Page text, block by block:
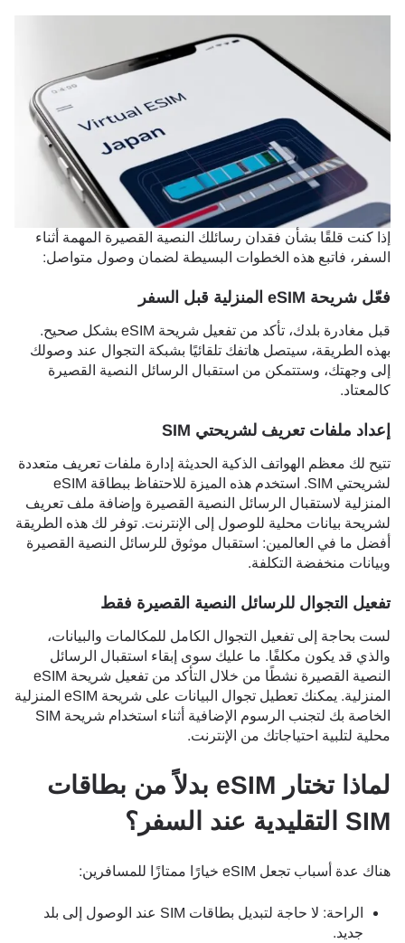
إذا كنت قلقًا بشأن فقدان رسائلك النصية القصيرة المهمة أثناء
السفر، فاتبع هذه الخطوات البسيطة لضمان وصول متواصل:
فعّل شريحة eSIM المنزلية قبل السفر
قبل مغادرة بلدك، تأكد من تفعيل شريحة eSIM بشكل صحيح.
بهذه الطريقة، سيتصل هاتفك تلقائيًا بشبكة التجوال عند وصولك
إلى وجهتك، وستتمكن من استقبال الرسائل النصية القصيرة
كالمعتاد.
إعداد ملفات تعريف لشريحتي SIM
تتيح لك معظم الهواتف الذكية الحديثة إدارة ملفات تعريف متعددة
لشريحتي SIM. استخدم هذه الميزة للاحتفاظ ببطاقة eSIM
المنزلية لاستقبال الرسائل النصية القصيرة وإضافة ملف تعريف
لشريحة بيانات محلية للوصول إلى الإنترنت. توفر لك هذه الطريقة
أفضل ما في العالمين: استقبال موثوق للرسائل النصية القصيرة
وبيانات منخفضة التكلفة.
تفعيل التجوال للرسائل النصية القصيرة فقط
لست بحاجة إلى تفعيل التجوال الكامل للمكالمات والبيانات،
والذي قد يكون مكلفًا. ما عليك سوى إبقاء استقبال الرسائل
النصية القصيرة نشطًا من خلال التأكد من تفعيل شريحة eSIM
المنزلية. يمكنك تعطيل تجوال البيانات على شريحة eSIM المنزلية
الخاصة بك لتجنب الرسوم الإضافية أثناء استخدام شريحة SIM
محلية لتلبية احتياجاتك من الإنترنت.
لماذا تختار eSIM بدلاً من بطاقات
SIM التقليدية عند السفر؟
هناك عدة أسباب تجعل eSIM خيارًا ممتازًا للمسافرين:
الراحة: لا حاجة لتبديل بطاقات SIM عند الوصول إلى بلد
جديد.